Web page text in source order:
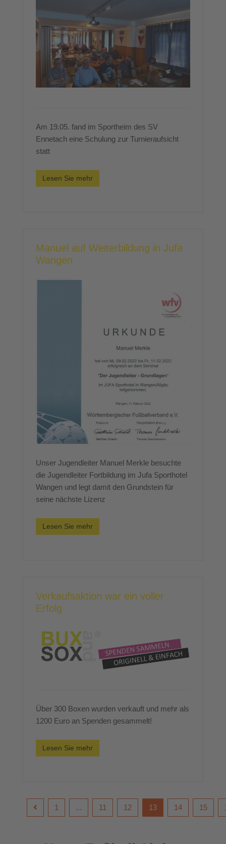
Am 19.05. fand im Sportheim des SV
Ennetach eine Schulung zur Turnieraufsicht
statt
Lesen Sie mehr
Manuel auf Weiterbildung in Jufa
Wangen
Unser Jugendleiter Manuel Merkle besuchte
die Jugendleiter Fortbildung im Jufa Sporthotel
Wangen und legt damit den Grundstein für
seine nächste Lizenz
Lesen Sie mehr
Verkaufsaktion war ein voller
Erfolg
Über 300 Boxen wurden verkauft und mehr als
1200 Euro an Spenden gesammelt!
Lesen Sie mehr
1 ... 11 12 13 14 15